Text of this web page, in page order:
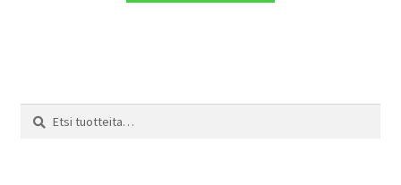
Etsi:
Haku